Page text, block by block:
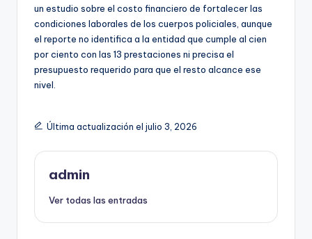
un estudio sobre el costo financiero de fortalecer las
condiciones laborales de los cuerpos policiales, aunque
el reporte no identifica a la entidad que cumple al cien
por ciento con las 13 prestaciones ni precisa el
presupuesto requerido para que el resto alcance ese
nivel.
Última actualización el julio 3, 2026
admin
Ver todas las entradas